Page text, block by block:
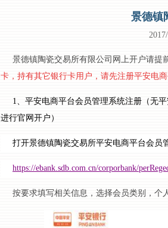
景德镇
景德镇陶瓷交易所有限公司网上开户请提
卡，持有其它银行卡用户，请先注册平安电
1、平安电商平台会员管理系统注册（无
进行官网开户）
打开景德镇陶瓷交易所平安电商平台会员
https://ebank.sdb.com.cn/corporbank/
按要求填写相关信息，选择会员类别，个